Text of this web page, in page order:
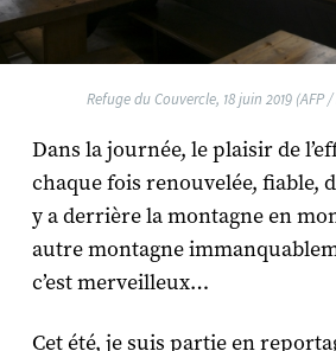
Refuge du Couvercle, 18 juin 2019 (AFP
Dans la journée, le plaisir de
chaque fois renouvelée, fiable,
y a derrière la montagne en
autre montagne
c’est merveilleux…
Cet été, je suis partie en